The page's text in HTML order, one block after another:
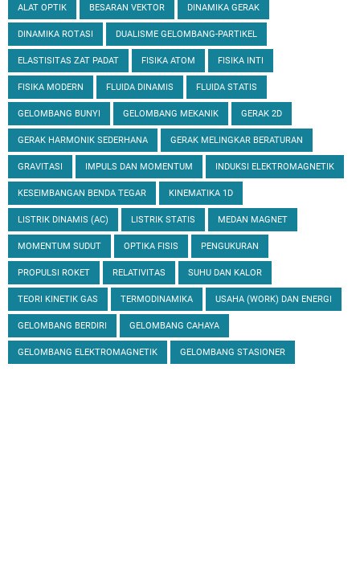
ALAT OPTIK BESARAN VEKTOR DINAMIKA GERAK
DINAMIKA ROTASI DUALISME GELOMBANG-PARTIKEL
ELASTISITAS ZAT PADAT FISIKA ATOM FISIKA INTI
FISIKA MODERN FLUIDA DINAMIS FLUIDA STATIS
GELOMBANG BUNYI GELOMBANG MEKANIK GERAK 2D
GERAK HARMONIK SEDERHANA GERAK MELINGKAR BERATURAN
GRAVITASI IMPULS DAN MOMENTUM INDUKSI ELEKTROMAGNETIK
KESEIMBANGAN BENDA TEGAR KINEMATIKA 1D
LISTRIK DINAMIS (AC) LISTRIK STATIS MEDAN MAGNET
MOMENTUM SUDUT OPTIKA FISIS PENGUKURAN
PROPULSI ROKET RELATIVITAS SUHU DAN KALOR
TEORI KINETIK GAS TERMODINAMIKA USAHA (WORK) DAN ENERGI
GELOMBANG BERDIRI GELOMBANG CAHAYA
GELOMBANG ELEKTROMAGNETIK GELOMBANG STASIONER